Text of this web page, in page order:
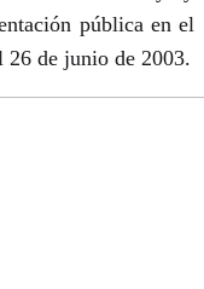
pública en el
26 de junio de 2003.